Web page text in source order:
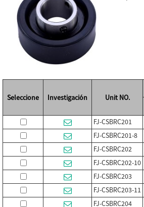
Seleccione Investigación Unit NO.
FJ-CSBRC201
FJ-CSBRC201-8
FJ-CSBRC202
FJ-CSBRC202-10
FJ-CSBRC203
FJ-CSBRC203-11
FJ-CSBRC204